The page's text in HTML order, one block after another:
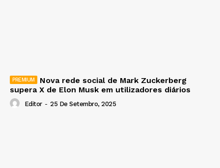
Nova rede social de Mark Zuckerberg
supera X de Elon Musk em utilizadores diários
Editor - 25 De Setembro, 2025